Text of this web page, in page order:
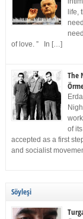
life,
of love. ” In […]
The
of
accepted as a first
and socialist
Söyleşi